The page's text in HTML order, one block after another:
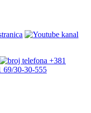
+381
69/30-30-555